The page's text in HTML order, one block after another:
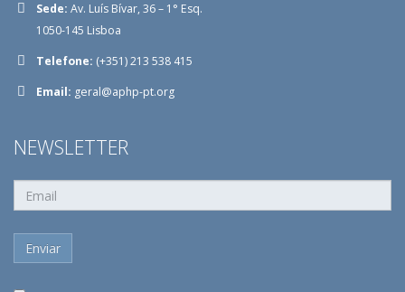
Sede: Av. Luís Bívar, 36 – 1° Esq.
1050-145 Lisboa
Telefone: (+351) 213 538 415
Email: geral@aphp-pt.org
NEWSLETTER